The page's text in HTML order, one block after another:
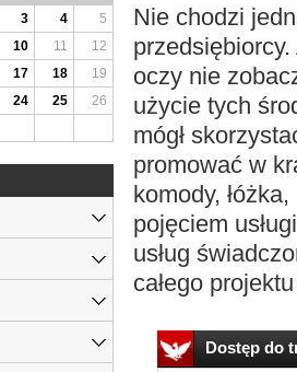
Nie chodzi
oczy nie
użycie tych
mógł
promować w
komody,
pojęciem
usług
całego
Dostęp do
3 4
5
10 11
12
17 18
19
24 25
26